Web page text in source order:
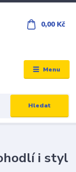
Menu
Hledat
0,00 Kč
i styl